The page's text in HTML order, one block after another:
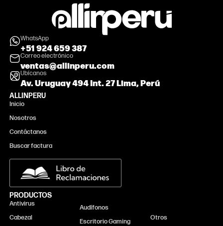
WhatsApp
+51 924 659 387
Correo electrónico
ventas@allinperu.com
Ubícanos
Av. Uruguay 494 Int. 27 Lima, Perú
ALLINPERU
Inicio
Nosotros
Contáctanos
Buscar factura
PRODUCTOS
Antivirus
Cabezal
Audífonos
Escritorio Gaming
Otros